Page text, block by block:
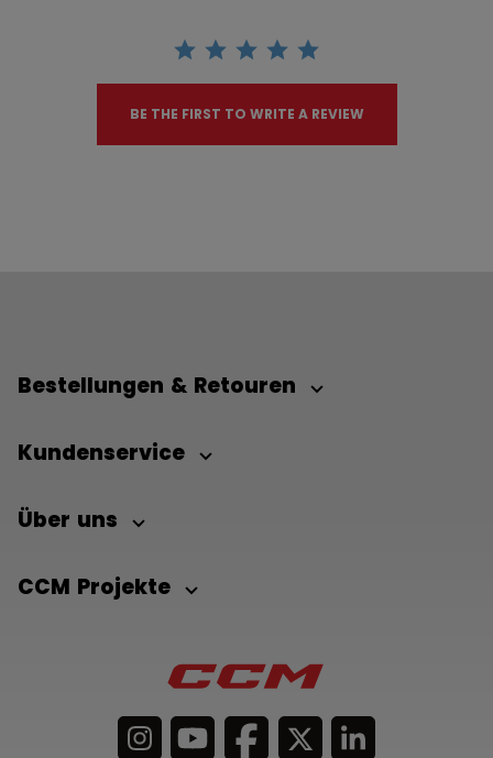
BE THE FIRST TO WRITE A REVIEW
Bestellungen & Retouren
Kundenservice
Über uns
CCM Projekte